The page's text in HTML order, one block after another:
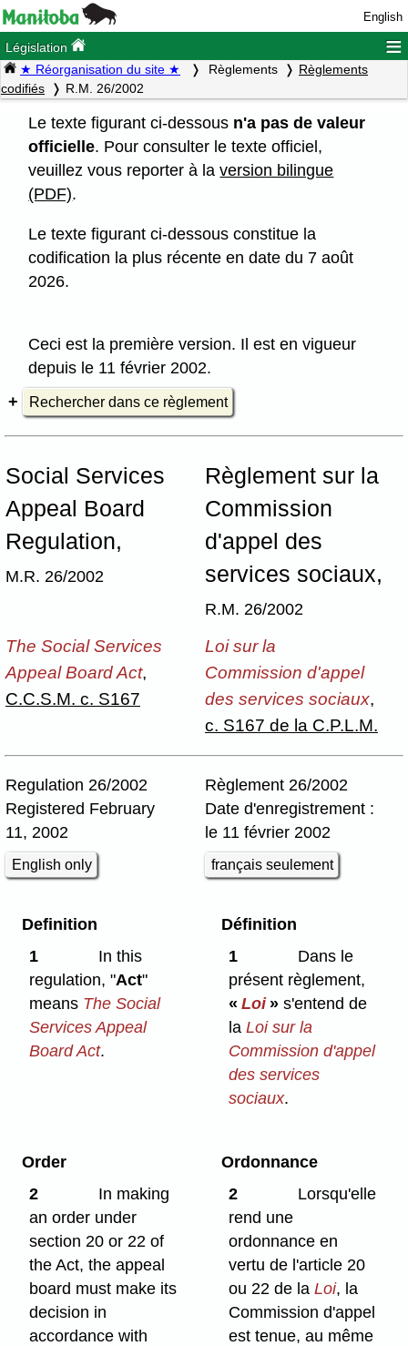
English
Législation ≡
★ Réorganisation du site ★ Règlements
Règlements
codifiés
R.M. 26/2002
Le texte figurant ci-dessous n'a pas de valeur
officielle. Pour consulter le texte officiel,
veuillez vous reporter à laversion bilingue
(PDF).
Le texte figurant ci-dessous constitue la
codification la plus récente en date du 7 août
2026.
Ceci est la première version. Il est en vigueur
depuis le 11 février 2002.
Rechercher dans ce règlement
Social Services
Appeal Board
Regulation,
M.R. 26/2002
Règlement sur la
Commission
d'appel des
services sociaux,
R.M. 26/2002
The Social Services
Appeal Board Act,
C.C.S.M. c. S167
Loi sur la
Commission d'appel
des services sociaux,
c. S167 de la C.P.L.M.
Regulation 26/2002
Registered February
11, 2002
English only
Règlement 26/2002
Date d'enregistrement :
le 11 février 2002
français seulement
Definition
1
In this
regulation, "Act"
means The Social
Services Appeal
Board Act.
Définition
1
Dans le
présent règlement,
«Loi»s'entend de
laLoi sur la
Commission d'appel
des services
sociaux.
Order
2
In making
an order under
section 20 or 22 of
the Act, the appeal
board must make its
decision in
accordance with
Ordonnance
2
Lorsqu'elle
rend une
ordonnance en
vertu de l'article 20
ou 22 de laLoi, la
Commission d'appel
est tenue, au même